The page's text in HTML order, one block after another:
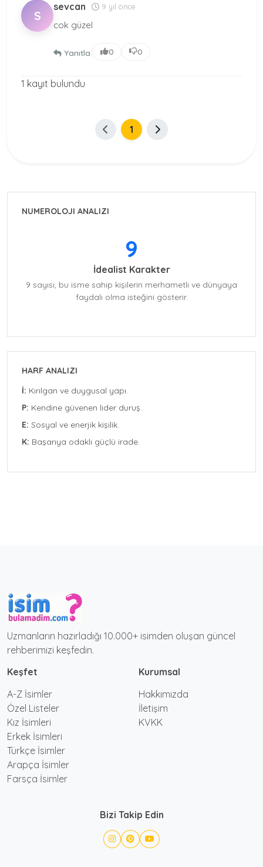
S
sevcan 9 yıl önce
cok güzel
Yanıtla 0 0
1 kayıt bulundu
1
NUMEROLOJI ANALIZI
9
İdealist Karakter
9 sayısı, bu isme sahip kişilerin merhametli ve dünyaya
faydalı olma isteğini gösterir.
HARF ANALIZI
İ: Kırılgan ve duygusal yapı.
P: Kendine güvenen lider duruş.
E: Sosyal ve enerjik kişilik.
K: Başarıya odaklı güçlü irade.
Uzmanların hazırladığı 10.000+ isimden oluşan güncel
rehberimizi keşfedin.
Keşfet
A-Z İsimler
Özel Listeler
Kız İsimleri
Erkek İsimleri
Türkçe İsimler
Arapça İsimler
Farsça İsimler
Kurumsal
Hakkımızda
İletişim
KVKK
Bizi Takip Edin